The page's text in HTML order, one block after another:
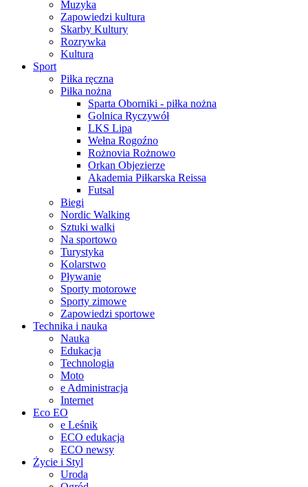
Muzyka
Zapowiedzi kultura
Skarby Kultury
Rozrywka
Kultura
Sport
Piłka ręczna
Piłka nożna
Sparta Oborniki - piłka nożna
Golnica Ryczywół
LKS Lipa
Wełna Rogoźno
Rożnovia Rożnowo
Orkan Objezierze
Akademia Piłkarska Reissa
Futsal
Biegi
Nordic Walking
Sztuki walki
Na sportowo
Turystyka
Kolarstwo
Pływanie
Sporty motorowe
Sporty zimowe
Zapowiedzi sportowe
Technika i nauka
Nauka
Edukacja
Technologia
Moto
e Administracja
Internet
Eco EO
e Leśnik
ECO edukacja
ECO newsy
Życie i Styl
Uroda